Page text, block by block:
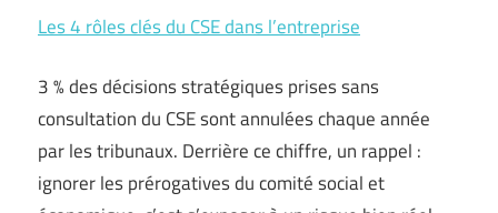
Les 4 rôles clés du CSE dans l’entreprise
3 % des décisions stratégiques prises sans
consultation du CSE sont annulées chaque année
par les tribunaux. Derrière ce chiffre, un rappel :
ignorer les prérogatives du comité social et